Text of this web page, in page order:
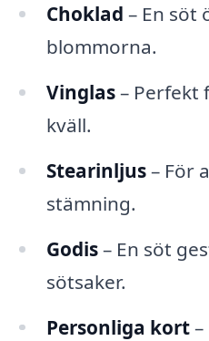
Choklad – En söt
blommorna.
Vinglas– Perfekt
kväll.
Stearinljus– För
stämning.
Godis– En söt
sötsaker.
Personliga kort–